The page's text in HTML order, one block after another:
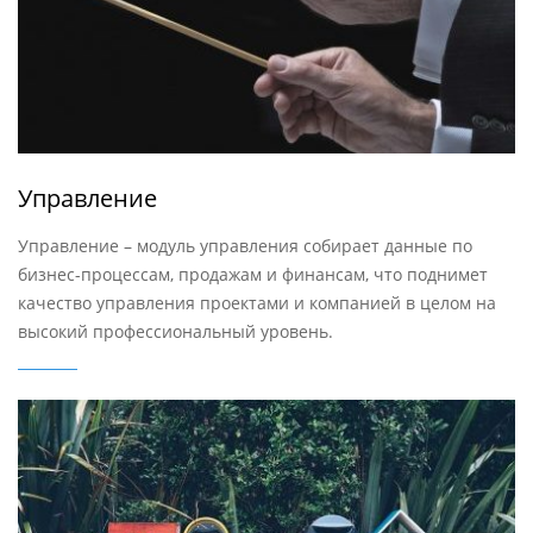
Управление
Управление – модуль управления собирает данные по
бизнес-процессам, продажам и финансам, что поднимет
качество управления проектами и компанией в целом на
высокий профессиональный уровень.